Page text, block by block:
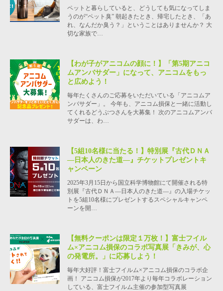
ペットと暮らしていると、どうしても気になってしま
うのが“ペット臭” 朝起きたとき、帰宅したとき、「あ
れ、なんだか臭う？」ということはありませんか？ 大
切な家族で…
【わが子がアニコムの顔に！】「第5期アニコ
ムアンバサダー」になって、アニコムをもっ
と広めよう！
毎年たくさんのご応募をいただいている「アニコムア
ンバサダー」。 今年も、アニコム損保と一緒に活動し
てくれるどうぶつさんを大募集！ 次のアニコムアンバ
サダーは、わ…
【5組10名様に当たる！】特別展『古代ＤＮＡ
―日本人のきた道―』チケットプレゼントキ
ャンペーン
2025年3月15日から国立科学博物館にて開催される特
別展『古代ＤＮＡ―日本人のきた道―』の入場チケッ
トを5組10名様にプレゼントするスペシャルキャンペ
ーンを開…
【無料クーポンは限定１万枚！】富士フイル
ム×アニコム損保のコラボ写真展「きみが、心
の発電所。」に応募しよう！
毎年大好評！富士フイルム×アニコム損保のコラボ企
画！ アニコム損保が2017年より毎年コラボレーション
している、富士フイルム主催の参加型写真展